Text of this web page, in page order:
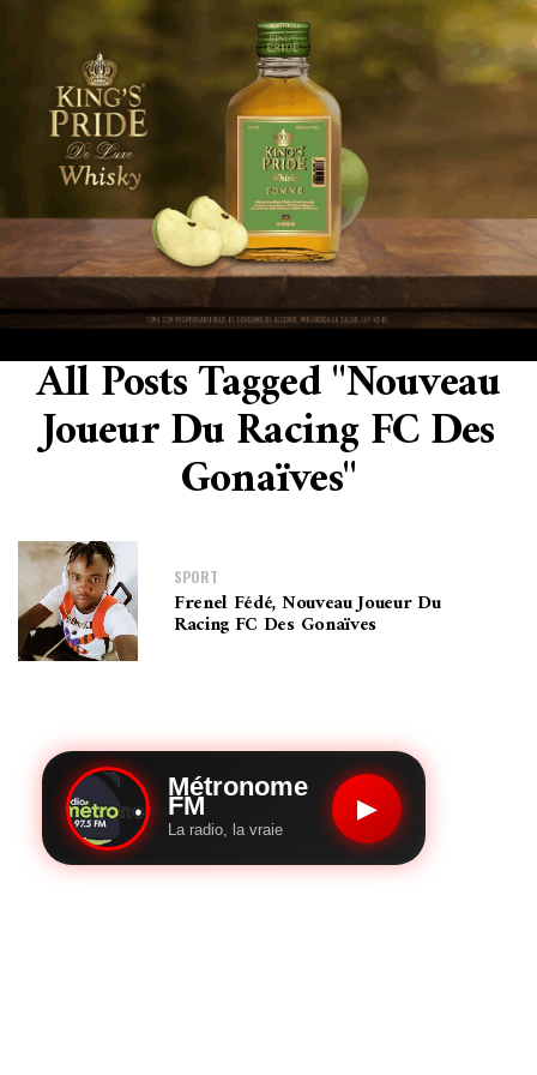
All Posts Tagged "nouveau
Joueur Du Racing FC Des
Gonaïves"
SPORT
Frenel Fédé, Nouveau Joueur Du
Racing FC Des Gonaïves
Métronome
FM
La radio, la vraie
▶